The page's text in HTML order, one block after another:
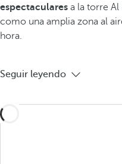
espectaculares a la torre Al
como una amplia zona al
hora.
Seguir leyendo